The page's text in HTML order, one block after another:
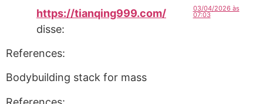
https://tianqing999.com/
disse:
03/04/2026 às
07:03
References:
Bodybuilding stack for mass